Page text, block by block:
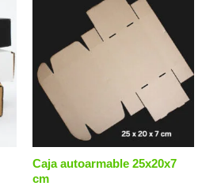
Caja autoarmable 25x20x7
cm